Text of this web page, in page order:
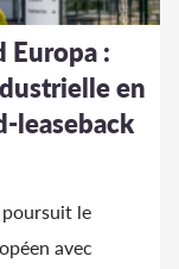
Europa :
en
leaseback
poursuit le
avec